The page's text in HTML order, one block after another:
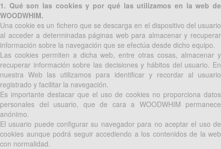
1. Qué son las cookies y por qué las utilizamos en la web de
WOODWHIM.
Una cookie es un fichero que se descarga en el dispositivo del usuario
al acceder a determinadas páginas web para almacenar y recuperar
información sobre la navegación que se efectúa desde dicho equipo.
Las cookies permiten a dicha web, entre otras cosas, almacenar y
recuperar información sobre las decisiones y hábitos del usuario. En
nuestra Web las utilizamos para identificar y recordar al usuario
registrado y facilitar la navegación.
Es importante destacar que el uso de cookies no proporciona datos
personales del usuario, que de cara a WOODWHIM permanece
anónimo.
El usuario puede configurar su navegador para no aceptar el uso de
cookies aunque podrá seguir accediendo a los contenidos de la web
con normalidad.